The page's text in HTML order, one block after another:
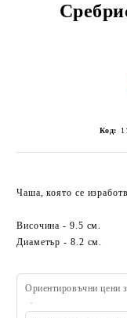
Код:
Чаша, която се
Височина - 9.5 см.
Диаметър - 8.2 см.
Ориентировъчни цени